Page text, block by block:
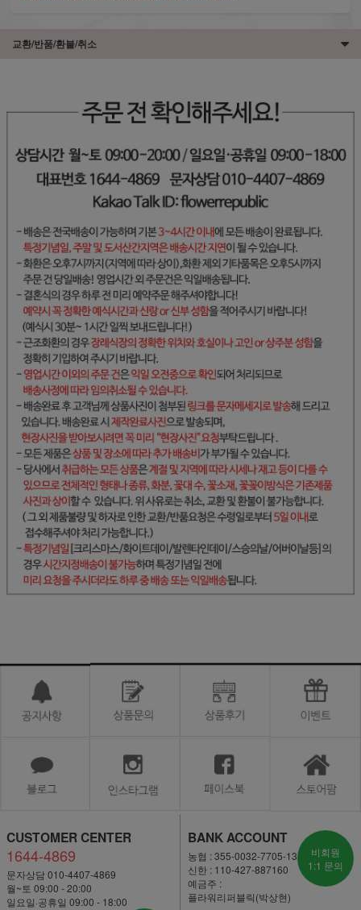
교환/반품/환불/취소
CUSTOMER CENTER
1644-4869
문자상담 010-4407-4869
월~토 09:00 - 20:00
일요일·공휴일 09:00 - 18:00
BANK ACCOUNT
농협 : 355-0032-7705-13
신한 : 110-427-887160
예금주 :
플라워리퍼블릭(박상현)
비회원
1:1 문의